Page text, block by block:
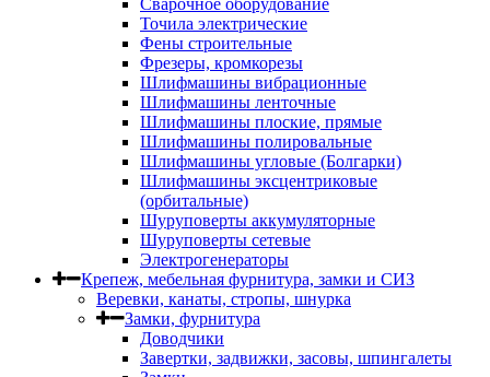
Сварочное оборудование
Точила электрические
Фены строительные
Фрезеры, кромкорезы
Шлифмашины вибрационные
Шлифмашины ленточные
Шлифмашины плоские, прямые
Шлифмашины полировальные
Шлифмашины угловые (Болгарки)
Шлифмашины эксцентриковые
(орбитальные)
Шуруповерты аккумуляторные
Шуруповерты сетевые
Электрогенераторы
Крепеж, мебельная фурнитура, замки и СИЗ
Веревки, канаты, стропы, шнурка
Замки, фурнитура
Доводчики
Завертки, задвижки, засовы, шпингалеты